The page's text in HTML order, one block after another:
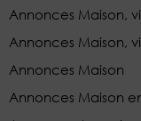
Annonces Maison,
Annonces Maison,
Annonces Maison
Annonces Maison